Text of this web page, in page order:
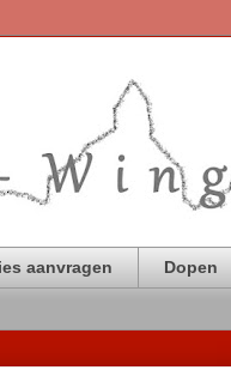
aanvragen Dopen